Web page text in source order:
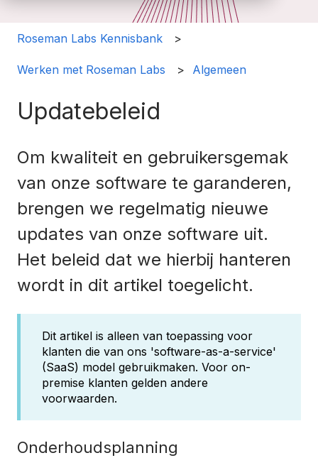
Roseman Labs Kennisbank
Werken met Roseman Labs Algemeen
Updatebeleid
Om kwaliteit en gebruikersgemak
van onze software te garanderen,
brengen we regelmatig nieuwe
updates van onze software uit.
Het beleid dat we hierbij hanteren
wordt in dit artikel toegelicht.
Dit artikel is alleen van toepassing voor
klanten die van ons 'software-as-a-service'
(SaaS) model gebruikmaken. Voor on-
premise klanten gelden andere
voorwaarden.
Onderhoudsplanning